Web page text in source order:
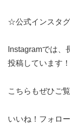
☆公式インスタグ
Instagramでは
投稿しています！
こちらもぜひご
いいね！フォロ